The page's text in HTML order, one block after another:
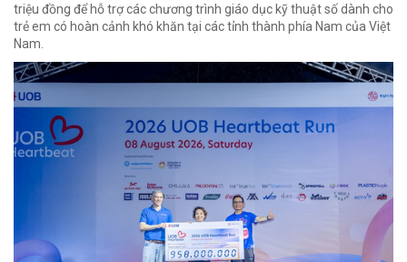
triệu đồng để hỗ trợ các chương trình giáo dục kỹ thuật số dành cho
trẻ em có hoàn cảnh khó khăn tại các tỉnh thành phía Nam của Việt
Nam.